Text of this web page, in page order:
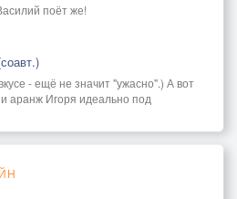
поёт же!
- ещё не значит "ужасно".) А вот
аранж Игоря идеально под